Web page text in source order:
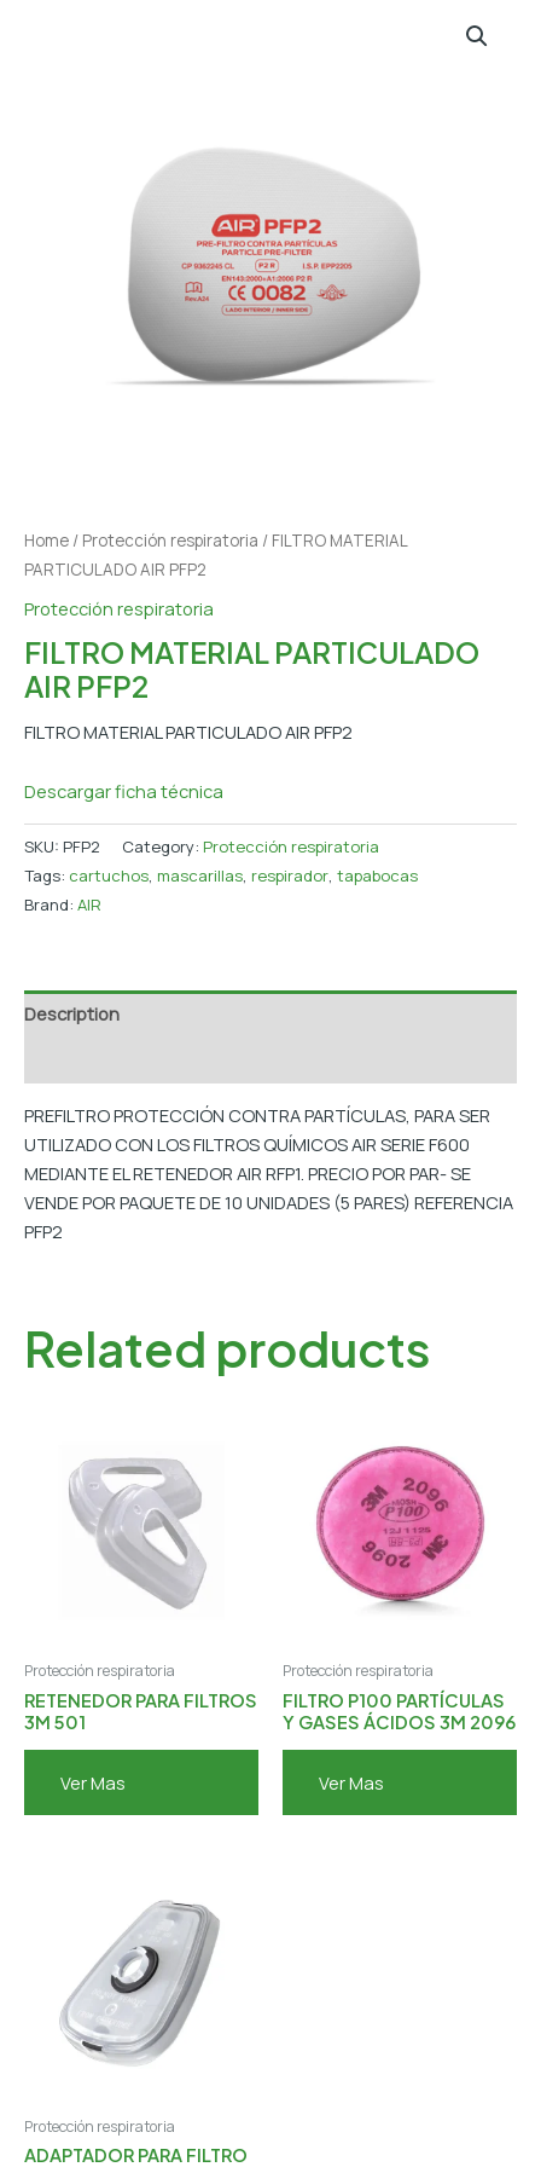
Home / Protección respiratoria / FILTRO MATERIAL
PARTICULADO AIR PFP2
Protección respiratoria
FILTRO MATERIAL PARTICULADO
AIR PFP2
FILTRO MATERIAL PARTICULADO AIR PFP2
Descargar ficha técnica
SKU: PFP2 Category: Protección respiratoria
Tags: cartuchos, mascarillas, respirador, tapabocas
Brand: AIR
Description
PREFILTRO PROTECCIÓN CONTRA PARTÍCULAS, PARA SER
UTILIZADO CON LOS FILTROS QUÍMICOS AIR SERIE F600
MEDIANTE EL RETENEDOR AIR RFP1. PRECIO POR PAR- SE
VENDE POR PAQUETE DE 10 UNIDADES (5 PARES) REFERENCIA
PFP2
Related products
Protección respiratoria
RETENEDOR PARA FILTROS
3M 501
Ver Mas
Protección respiratoria
FILTRO P100 PARTÍCULAS
Y GASES ÁCIDOS 3M 2096
Ver Mas
Protección respiratoria
ADAPTADOR PARA FILTRO